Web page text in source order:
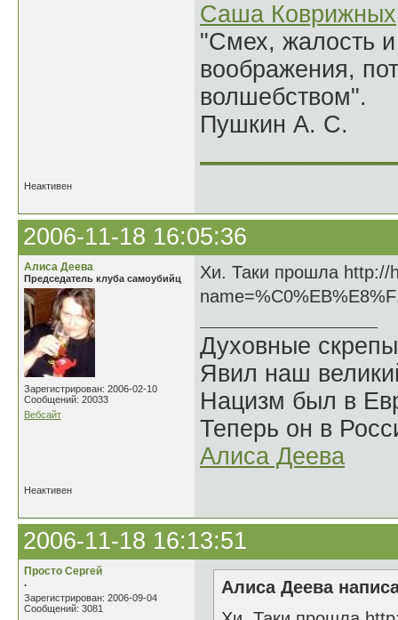
Саша Коврижных
"Смех, жалость
воображения,
волшебством".
Пушкин А. С.
Неактивен
2006-11-18 16:05:36
Алиса Деева
Председатель клуба самоубийц
Зарегистрирован: 2006-02-10
Сообщений: 20033
Вебсайт
Хи. Таки прошла http://
Духовные
Явил наш
Нацизм был в
Теперь он в
Алиса Деева
Неактивен
2006-11-18 16:13:51
Просто Сергей
.
Зарегистрирован: 2006-09-04
Сообщений: 3081
Алиса Деева